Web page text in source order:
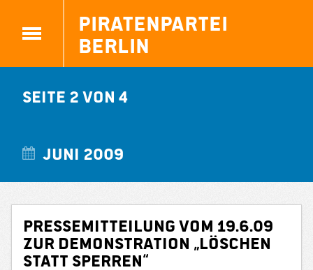
Piratenpartei
Berlin
Seite 2 von 4
Juni 2009
Pressemitteilung vom 19.6.09
zur Demonstration „Löschen
statt Sperren“